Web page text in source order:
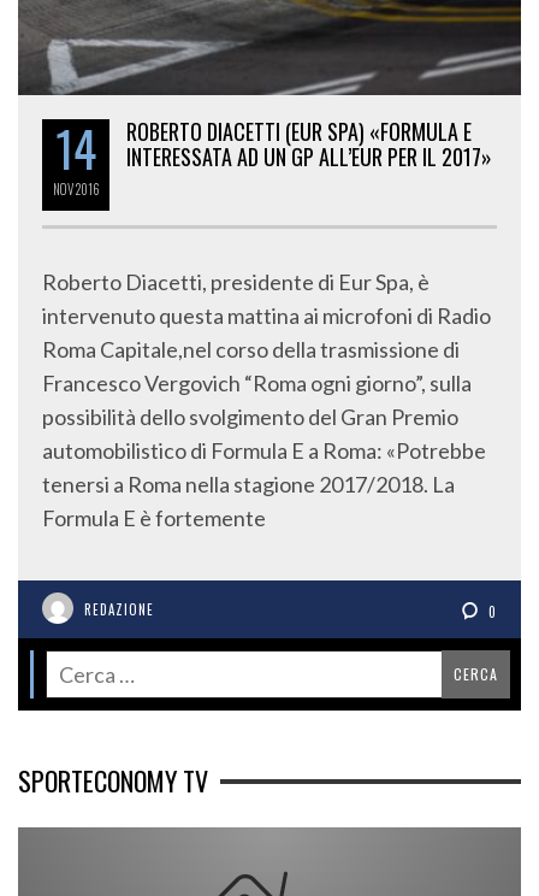
14
NOV2016
ROBERTO DIACETTI (EUR SPA) «FORMULA E
INTERESSATA AD UN GP ALL’EUR PER IL 2017»
Roberto Diacetti, presidente di Eur Spa, è
intervenuto questa mattina ai microfoni di Radio
Roma Capitale,nel corso della trasmissione di
Francesco Vergovich “Roma ogni giorno”, sulla
possibilità dello svolgimento del Gran Premio
automobilistico di Formula E a Roma: «Potrebbe
tenersi a Roma nella stagione 2017/2018. La
Formula E è fortemente
REDAZIONE 0
SPORTECONOMY TV